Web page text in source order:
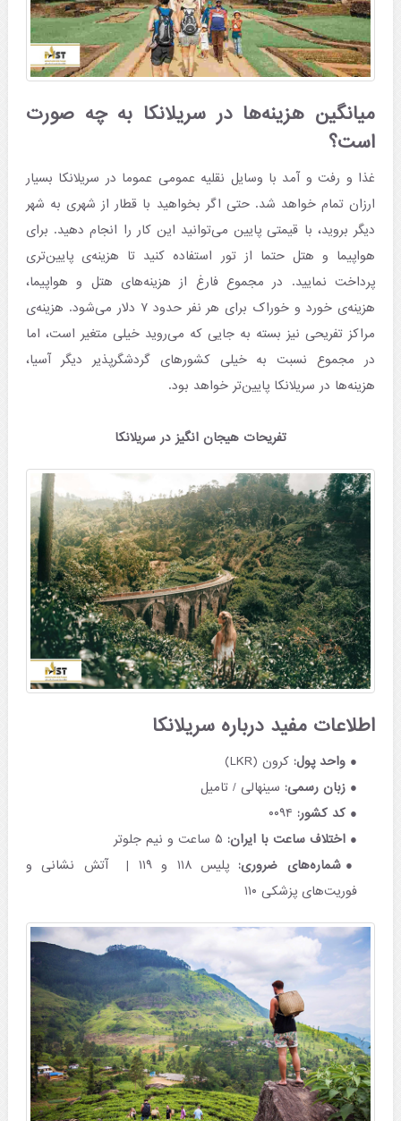
میانگین هزینه‌ها در سریلانکا به چه صورت
است؟
غذا و رفت و آمد با وسایل نقلیه عمومی عموما در سریلانکا بسیار
ارزان تمام خواهد شد. حتی اگر بخواهید با قطار از شهری به شهر
دیگر بروید، با قیمتی پایین می‌توانید این کار را انجام دهید. برای
هواپیما و هتل حتما از تور استفاده کنید تا هزینه‌ی پایین‌تری
پرداخت نمایید. در مجموع فارغ از هزینه‌های هتل و هواپیما،
هزینه‌ی خورد و خوراک برای هر نفر حدود ۷ دلار می‌شود. هزینه‌ی
مراکز تفریحی نیز بسته به جایی که می‌روید خیلی متغیر است، اما
در مجموع نسبت به خیلی کشورهای گردشگرپذیر دیگر آسیا،
هزینه‌ها در سریلانکا پایین‌تر خواهد بود.
تفریحات هیجان انگیز در سریلانکا
اطلاعات مفید درباره سریلانکا
واحد پول: کرون (LKR)
زبان رسمی: سینهالی / تامیل
کد کشور:
اختلاف ساعت با ایران:
شماره‌های ضروری:
پلیس ۱۱۸ و ۱۱۹ | آتش نشانی و
فوریت‌های پزشکی ۱۱۰